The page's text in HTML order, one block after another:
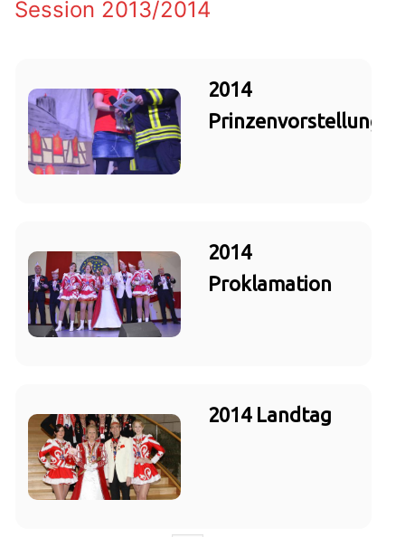
Session 2013/2014
2014
Prinzenvorstellung
2014
Proklamation
2014 Landtag